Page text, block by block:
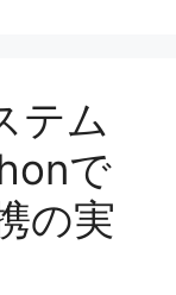
テム
で
の実